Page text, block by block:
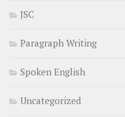
JSC
Paragraph Writing
Spoken English
Uncategorized